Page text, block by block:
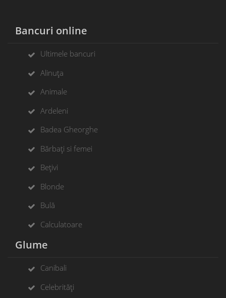
Bancuri online
Ultimele bancuri
Alinuța
Animale
Ardeleni
Badea Gheorghe
Bărbați si femei
Bețivi
Blonde
Bulă
Calculatoare
Glume
Canibali
Celebrități